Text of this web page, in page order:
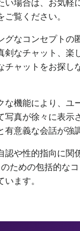
い場合は、お気軽
覧ください。
グなコンセプトの
剣なチャット、楽
チャットをお探し
な機能により、ユ
写真が徐々に表示
有意義な会話が強
認や性的指向に関
ための包括的な
ます。